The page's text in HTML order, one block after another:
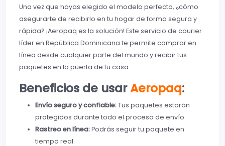
Una vez que hayas elegido el modelo perfecto, ¿cómo
asegurarte de recibirlo en tu hogar de forma segura y
rápida? ¡Aeropaq es la solución! Este servicio de courier
líder en República Dominicana te permite comprar en
línea desde cualquier parte del mundo y recibir tus
paquetes en la puerta de tu casa.
Beneficios de usarAeropaq:
Envío seguro y confiable:Tus paquetes estarán
protegidos durante todo el proceso de envío.
Rastreo en línea:Podrás seguir tu paquete en
tiempo real.